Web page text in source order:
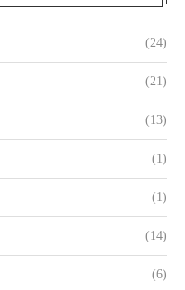
(24)
(21)
(13)
(1)
(1)
(14)
(6)